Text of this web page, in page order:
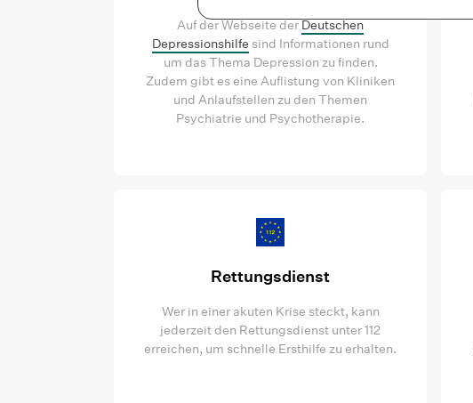
Auf der Webseite derDeutschen
Depressionshilfe sind Informationen rund
um das Thema Depression zu finden.
Zudem gibt es eine Auflistung von Kliniken
und Anlaufstellen zu den Themen
Psychiatrie und Psychotherapie.
Rettungsdienst
Wer in einer akuten Krise steckt, kann
jederzeit den Rettungsdienst unter 112
erreichen, um schnelle Ersthilfe zu erhalten.